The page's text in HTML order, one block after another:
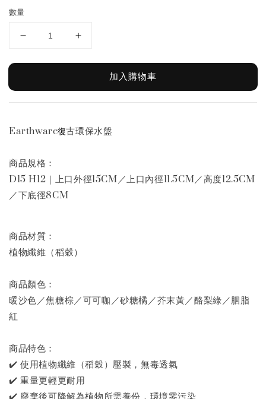
數量
加入購物車
Earthware復古環保水盤
商品規格：
D15 H12｜上口外徑15CM／上口內徑11.5CM／高度12.5CM
／下底徑8CM
商品材質：
植物纖維（稻穀）
商品顏色：
暖沙色／焦糖棕／可可咖／砂糖橘／芥末黃／酪梨綠／胭脂
紅
商品特色：
✔️ 使用植物纖維（稻穀）壓製，無毒透氣
✔️ 重量更輕更耐用
✔️ 廢棄後可降解為植物所需養份，環境零污染